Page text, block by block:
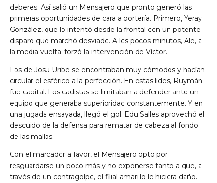
deberes. Así salió un Mensajero que pronto generó las
primeras oportunidades de cara a portería. Primero, Yeray
González, que lo intentó desde la frontal con un potente
disparo que marchó desviado. A los pocos minutos, Ale, a
la media vuelta, forzó la intervención de Víctor.
Los de Josu Uribe se encontraban muy cómodos y hacían
circular el esférico a la perfección. En estas lides, Ruymán
fue capital. Los cadistas se limitaban a defender ante un
equipo que generaba superioridad constantemente. Y en
una jugada ensayada, llegó el gol. Edu Salles aprovechó el
descuido de la defensa para rematar de cabeza al fondo
de las mallas.
Con el marcador a favor, el Mensajero optó por
resguardarse un poco más y no exponerse tanto a que, a
través de un contragolpe, el filial amarillo le hiciera daño.